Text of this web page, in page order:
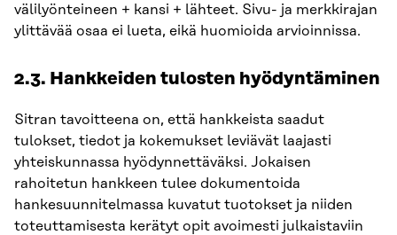
välilyönteineen + kansi + lähteet. Sivu- ja merkkirajan
ylittävää osaa ei lueta, eikä huomioida arvioinnissa.
2.3. Hankkeiden tulosten hyödyntäminen
Sitran tavoitteena on, että hankkeista saadut
tulokset, tiedot ja kokemukset leviävät laajasti
yhteiskunnassa hyödynnettäväksi. Jokaisen
rahoitetun hankkeen tulee dokumentoida
hankesuunnitelmassa kuvatut tuotokset ja niiden
toteuttamisesta kerätyt opit avoimesti julkaistaviin